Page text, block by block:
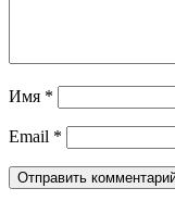
Имя *
Email *